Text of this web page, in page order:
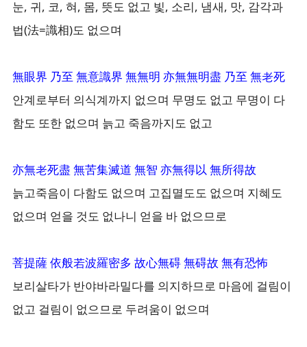
눈, 귀, 코, 혀, 몸, 뜻도 없고 빛, 소리, 냄새, 맛, 감각과
법(法=識相)도 없으며
無眼界 乃至 無意識界 無無明 亦無無明盡 乃至 無老死
안계로부터 의식계까지 없으며 무명도 없고 무명이 다
함도 또한 없으며 늙고 죽음까지도 없고
亦無老死盡 無苦集滅道 無智 亦無得以 無所得故
늙고죽음이 다함도 없으며 고집멸도도 없으며 지혜도
없으며 얻을 것도 없나니 얻을 바 없으므로
菩提薩 依般若波羅密多 故心無碍 無碍故 無有恐怖
보리살타가 반야바라밀다를 의지하므로 마음에 걸림이
없고 걸림이 없으므로 두려움이 없으며